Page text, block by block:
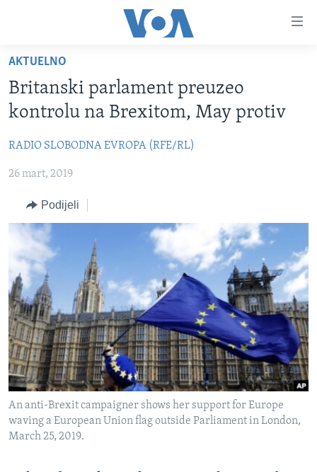
glavni
sadržaj
Pređi
na
glavnu
Idi
pretragu
TV PROGRAM
VIJESTI
SJEDINJENE AMERIČKE DRŽAVE
BOSNA I HERCEGOVINA
SVIJET
NAUKA I TEHNOLOGIJA
SPECIJALNI PROJEKTI
KORUPCIJA
SLOBODA MEDIJA
ŽENSKA STRANA
IZBJEGLIČKA STRANA
MAGAZIN
O GLASU AMERIKE
Learning English
PRATITE NAS
AKTUELNO
Britanski parlament preuzeo
kontrolu na Brexitom, May protiv
RADIO SLOBODNA EVROPA (RFE/RL)
26 mart, 2019
Podijeli
An anti-Brexit campaigner shows her support for Europe
waving a European Union flag outside Parliament in London,
March 25, 2019.